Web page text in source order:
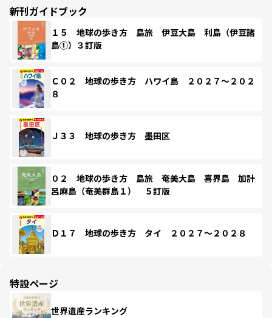
新刊ガイドブック
１５ 地球の歩き方 島旅 伊豆大島 利島（伊豆諸
島①）３訂版
Ｃ０２ 地球の歩き方 ハワイ島 ２０２７～２０２
８
Ｊ３３ 地球の歩き方 墨田区
０２ 地球の歩き方 島旅 奄美大島 喜界島 加計
呂麻島（奄美群島１） ５訂版
Ｄ１７ 地球の歩き方 タイ ２０２７～２０２８
特設ページ
世界遺産ランキング